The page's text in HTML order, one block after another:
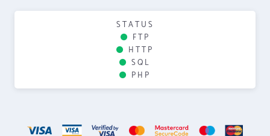
STATUS
FTP
HTTP
SQL
PHP